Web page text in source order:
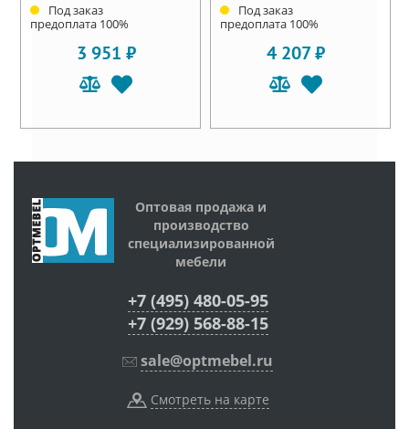
Под заказ
предоплата 100%
3 951 ₽
Под заказ
предоплата 100%
4 207 ₽
Оптовая продажа и
производство
специализированной
мебели
+7 (495) 480-05-95
+7 (929) 568-88-15
sale@optmebel.ru
Смотреть на карте